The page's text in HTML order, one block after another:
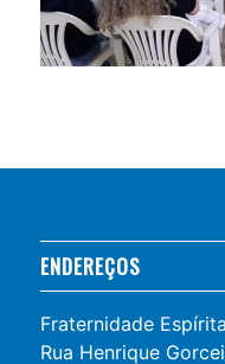
ENDEREÇOS
Fraternidade
Rua Henrique